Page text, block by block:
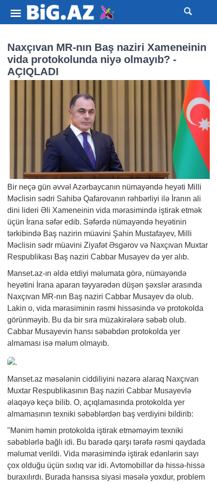
Naxçıvan MR-nın Baş naziri Xameneinin
vida protokolunda niyə olmayıb? -
AÇIQLADI
Bir neçə gün əvvəl Azərbaycanın nümayəndə heyəti Milli
Məclisin sədri Sahibə Qafarovanın rəhbərliyi ilə İranın ali
dini lideri Əli Xameneinin vida mərasimində iştirak etmək
üçün İrana səfər edib. Səfərdə nümayəndə heyətinin
tərkibində Baş nazirin müavini Şahin Mustafayev, Milli
Məclisin sədr müavini Ziyafət Əsgərov və Naxçıvan Muxtar
Respublikası Baş naziri Cabbar Musayev də yer alıb.
Manset.az-ın əldə etdiyi məlumata görə, nümayəndə
heyətini İrana aparan təyyarədən düşən şəxslər arasında
Naxçıvan MR-nın Baş naziri Cabbar Musayev də olub.
Lakin o, vida mərasiminin rəsmi hissəsində və protokolda
görünməyib. Bu da bir sıra müzakirələrə səbəb olub.
Cabbar Musayevin hansı səbəbdən protokolda yer
almaması isə məlum olmayıb.
Manset.az məsələnin ciddiliyini nəzərə alaraq Naxçıvan
Muxtar Respublikasının Baş naziri Cabbar Musayevlə
əlaqəyə keçə bilib. O, açıqlamasında protokolda yer
almamasının texniki səbəblərdən baş verdiyini bildirib:
"Mənim həmin protokolda iştirak etməməyim texniki
səbəblərlə bağlı idi. Bu barədə qarşı tərəfə rəsmi qaydada
məlumat verildi. Vida mərasimində iştirak edənlərin sayı
çox olduğu üçün sıxlıq var idi. Avtomobillər də hissə-hissə
buraxılırdı. Burada hansısa siyasi məsələ yoxdur, problem